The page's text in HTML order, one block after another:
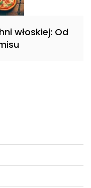
włoskiej: Od